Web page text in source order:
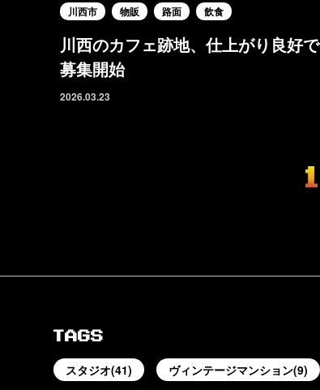
川西市 物販 路面 飲食
川西のカフェ跡地、仕上がり良好で
募集開始
2026.03.23
1
TAGS
スタジオ(41) ヴィンテージマンション(9)